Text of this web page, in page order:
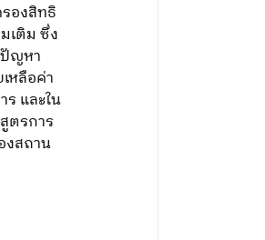
องสิทธิ
เติม ซึ่ง
ญหา
หลือค่า
และใน
ตรการ
งสถาน